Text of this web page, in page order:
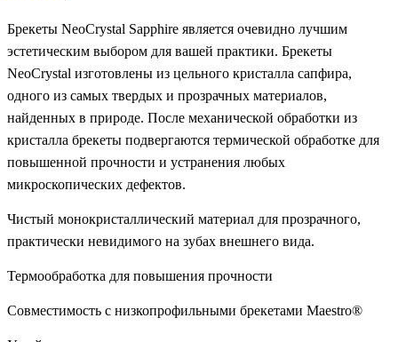
Брекеты NeoCrystal Sapphire является очевидно лучшим
эстетическим выбором для вашей практики. Брекеты
NeoCrystal изготовлены из цельного кристалла сапфира,
одного из самых твердых и прозрачных материалов,
найденных в природе. После механической обработки из
кристалла брекеты подвергаются термической обработке для
повышенной прочности и устранения любых
микроскопических дефектов.
Чистый монокристаллический материал для прозрачного,
практически невидимого на зубах внешнего вида.
Термообработка для повышения прочности
Совместимость с низкопрофильными брекетами Maestro®